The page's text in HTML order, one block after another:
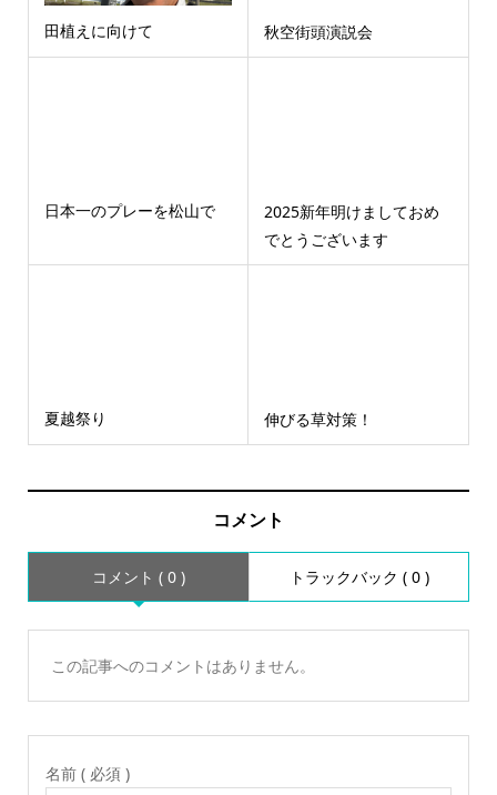
田植えに向けて 秋空街頭演説会
日本一のプレーを松山で
2025新年明けましておめ
でとうございます
夏越祭り 伸びる草対策！
コメント
コメント ( 0 ) トラックバック ( 0 )
この記事へのコメントはありません。
名前 ( 必須 )